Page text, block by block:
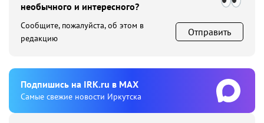
необычного и интересного?
Сообщите, пожалуйста, об этом в
редакцию
Отправить
Подпишиcь на IRK.ru в MAX
Cамые свежие новости Иркутска